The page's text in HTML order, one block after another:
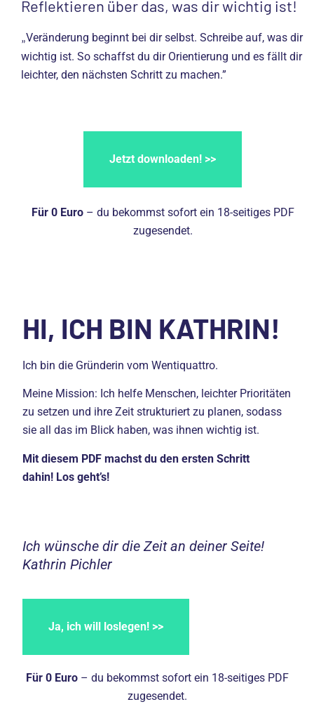
Reflektieren über das, was dir wichtig ist!
„Veränderung beginnt bei dir selbst. Schreibe auf, was dir
wichtig ist. So schaffst du dir Orientierung und es fällt dir
leichter, den nächsten Schritt zu machen.”
Jetzt downloaden! >>
Für 0 Euro– du bekommst sofort ein 18-seitiges PDF
zugesendet.
HI, ICH BIN KATHRIN!
Ich bin die Gründerin vom Wentiquattro.
Meine Mission: Ich helfe Menschen, leichter Prioritäten
zu setzen und ihre Zeit strukturiert zu planen, sodass
sie all das im Blick haben, was ihnen wichtig ist.
Mit diesem PDF machst du den ersten Schritt
dahin! Los geht’s!
Ich wünsche dir die Zeit an deiner Seite!
Kathrin Pichler
Ja, ich will loslegen! >>
Für 0 Euro– du bekommst sofort ein 18-seitiges PDF
zugesendet.